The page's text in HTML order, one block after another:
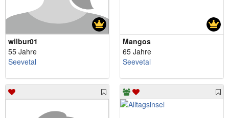
wilbur01
55 Jahre
Seevetal
Mangos
65 Jahre
Seevetal